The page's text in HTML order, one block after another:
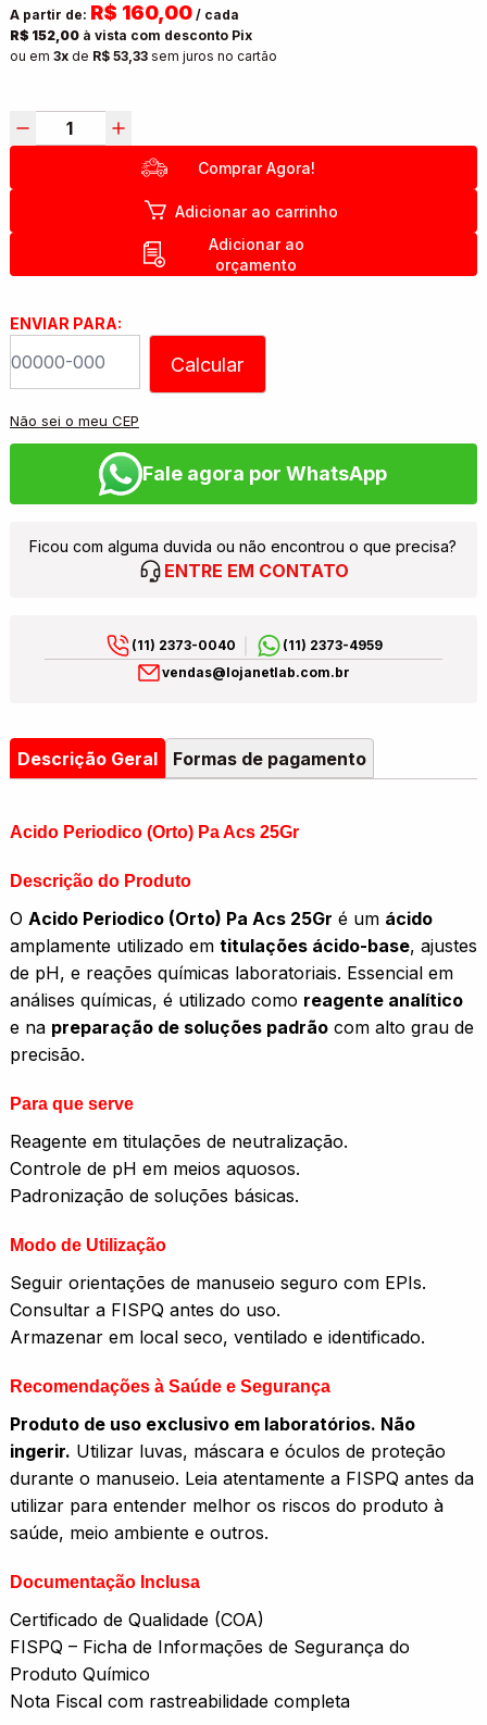
A partir de: R$ 160,00/ cada
R$ 152,00à vista com desconto Pix
ou em 3xde R$ 53,33sem juros no cartão
Comprar Agora!
Adicionar ao carrinho
Adicionar ao
orçamento
ENVIAR PARA:
Calcular
Não sei o meu CEP
Fale agora por WhatsApp
Ficou com alguma duvida ou não encontrou o que precisa?
ENTRE EM CONTATO
(11) 2373-0040
(11) 2373-4959
vendas@lojanetlab.com.br
Descrição Geral Formas de pagamento
Acido Periodico (Orto) Pa Acs 25Gr
Descrição do Produto
O Acido Periodico (Orto) Pa Acs 25Gr é um ácido
amplamente utilizado em titulações ácido-base, ajustes
de pH, e reações químicas laboratoriais. Essencial em
análises químicas, é utilizado como reagente analítico
e na preparação de soluções padrãocom alto grau de
precisão.
Para que serve
Reagente em titulações de neutralização.
Controle de pH em meios aquosos.
Padronização de soluções básicas.
Modo de Utilização
Seguir orientações de manuseio seguro com EPIs.
Consultar a FISPQ antes do uso.
Armazenar em local seco, ventilado e identificado.
Recomendações à Saúde e Segurança
Produto de uso exclusivo em laboratórios. Não
ingerir. Utilizar luvas, máscara e óculos de proteção
durante o manuseio. Leia atentamente a FISPQ antes da
utilizar para entender melhor os riscos do produto à
saúde, meio ambiente e outros.
Documentação Inclusa
Certificado de Qualidade (COA)
FISPQ – Ficha de Informações de Segurança do
Produto Químico
Nota Fiscal com rastreabilidade completa